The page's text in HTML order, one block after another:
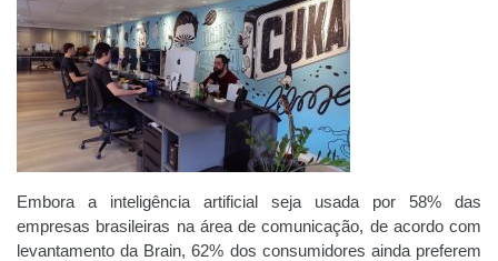
Embora a inteligência artificial seja usada por 58% das
empresas brasileiras na área de comunicação, de acordo com
levantamento da Brain, 62% dos consumidores ainda preferem